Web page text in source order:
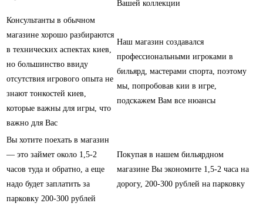
Вашей коллекции
Консультанты в обычном
магазине хорошо разбираются
в технических аспектах киев,
но большинство ввиду
отсутствия игрового опыта не
знают тонкостей киев,
которые важны для игры, что
важно для Вас
Наш магазин создавался
профессиональными игроками в
бильярд, мастерами спорта, поэтому
мы, попробовав кии в игре,
подскажем Вам все нюансы
Вы хотите поехать в магазин
— это займет около 1,5-2
часов туда и обратно, а еще
надо будет заплатить за
парковку 200-300 рублей
Покупая в нашем бильярдном
магазине Вы экономите 1,5-2 часа на
дорогу, 200-300 рублей на парковку